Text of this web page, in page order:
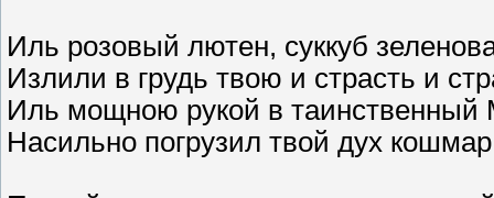
Иль розовый лютен, суккуб
Излили в грудь твою и страсть и
Иль мощною рукой в таинственный
Насильно погрузил твой дух